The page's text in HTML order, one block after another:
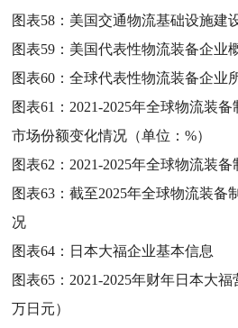
图表58： 美国交通物流基础设施建
图表59： 美国代表性物流装备企业
图表60：全球代表性物流装备企业
图表61： 2021-2025年全球物流装
市场份额变化情况（单位：%）
图表62： 2021-2025年全球物流装
图表63：截至2025年全球物流装备
况
图表64： 日本大福企业基本信息
图表65： 2021-2025年财年日本大
万日元）